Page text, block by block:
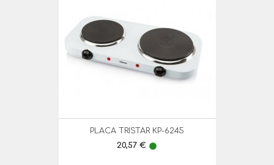
PLACA TRISTAR KP-6245
Preço
20,57 € lens